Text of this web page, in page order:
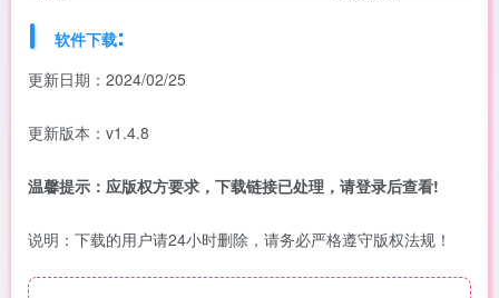
软件下载:
更新日期：2024/02/25
更新版本：v1.4.8
温馨提示：应版权方要求，下载链接已处理，请登录后查看!
说明：下载的用户请24小时删除，请务必严格遵守版权法规！